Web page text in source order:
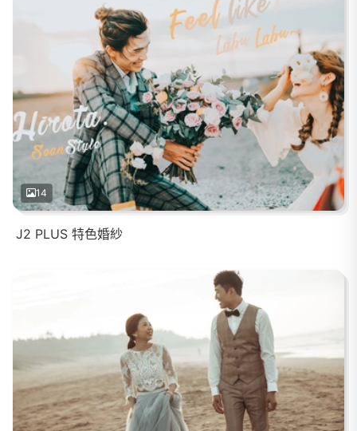
14
J2 PLUS 特色婚紗